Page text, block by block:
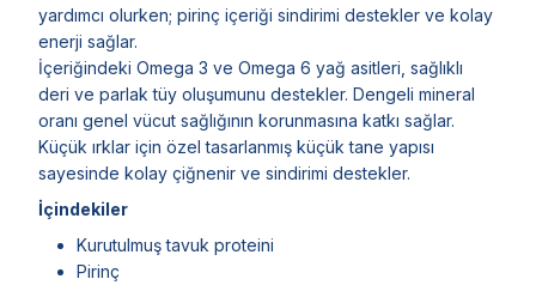
yardımcı olurken; pirinç içeriği sindirimi destekler ve kolay
enerji sağlar.
İçeriğindeki Omega 3 ve Omega 6 yağ asitleri, sağlıklı
deri ve parlak tüy oluşumunu destekler. Dengeli mineral
oranı genel vücut sağlığının korunmasına katkı sağlar.
Küçük ırklar için özel tasarlanmış küçük tane yapısı
sayesinde kolay çiğnenir ve sindirimi destekler.
İçindekiler
Kurutulmuş tavuk proteini
Pirinç